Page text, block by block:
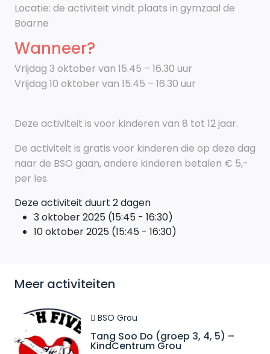
Locatie: de activiteit vindt plaats in gymzaal de
Boarne
Wanneer?
Vrijdag 3 oktober van 15.45 – 16.30 uur
Vrijdag 10 oktober van 15.45 – 16.30 uur
Deze activiteit is voor kinderen van 8 tot 12 jaar.
De activiteit is gratis voor kinderen die op deze dag
naar de BSO gaan, andere kinderen betalen € 5,-
per les.
Deze activiteit duurt 2 dagen
3 oktober 2025 (15:45 - 16:30)
10 oktober 2025 (15:45 - 16:30)
Meer activiteiten
BSO Grou
Tang Soo Do (groep 3, 4, 5) –
KindCentrum Grou